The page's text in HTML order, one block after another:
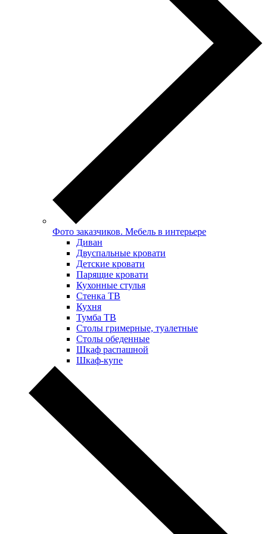
Фото заказчиков. Мебель в интерьере
Диван
Двуспальные кровати
Детские кровати
Парящие кровати
Кухонные стулья
Стенка ТВ
Кухня
Тумба ТВ
Столы гримерные, туалетные
Столы обеденные
Шкаф распашной
Шкаф-купе